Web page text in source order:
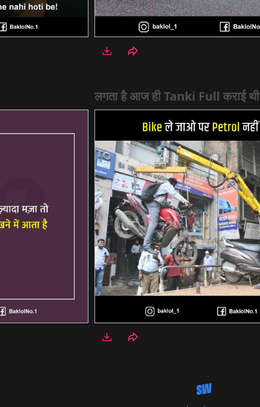
लगता है आज ही Tanki Full कराई थी